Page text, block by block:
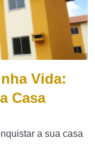
Vida:
Casa
a sua casa